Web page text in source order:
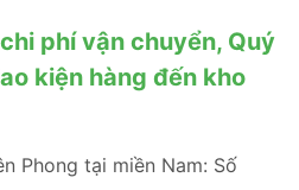
phí vận chuyển, Quý
kiện hàng đến kho
Phong tại miền Nam: Số